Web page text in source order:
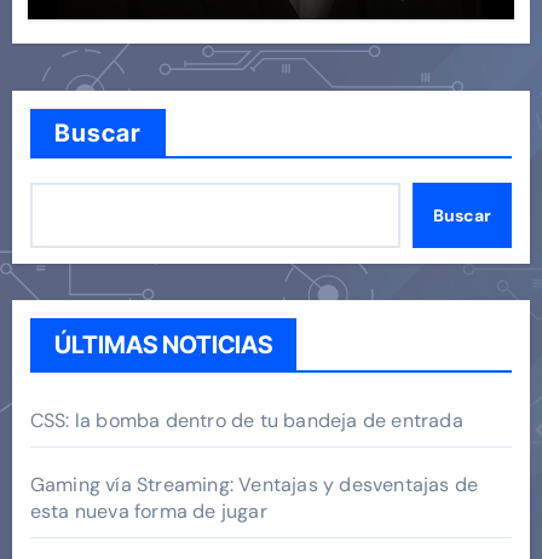
Buscar
Buscar
ÚLTIMAS NOTICIAS
CSS: la bomba dentro de tu bandeja de entrada
Gaming vía Streaming: Ventajas y desventajas de
esta nueva forma de jugar